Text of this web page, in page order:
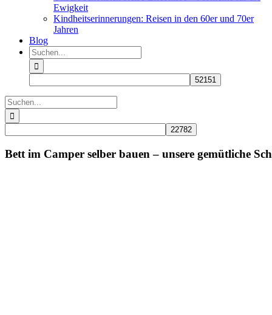
Ewigkeit
Kindheitserinnerungen: Reisen in den 60er und 70er
Jahren
Blog
Suche
nach:
Suche
nach:
Bett im Camper selber bauen – unsere gemütliche